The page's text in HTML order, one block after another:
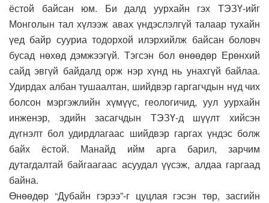
ёстой байсан юм. Би далд уурхайн гэх ТЭЗҮ-ийг
Монголын тал хүлээж авах үндэслэлгүй талаар тухайн
үед байр сууриа тодорхой илэрхийлж байсан боловч
бусад нөхөд дэмжээгүй. Тэгсэн бол өнөөдөр Ерөнхий
сайд эвгүй байдалд орж нэр хүнд нь унахгүй байлаа.
Удирдах албан тушаалтан, шийдвэр гаргагчдын нүд чих
болсон мэргэжлийн хүмүүс, геологичид, уул уурхайн
инженэр, эдийн засагчдын ТЭЗҮ-д шүүлт хийсэн
дүгнэлт бол удирдлагаас шийдвэр гаргах үндэс болж
байх ёстой. Манайд ийм арга барил, зарчим
дутагдалтай байгаагаас асуудал үүсэж, алдаа гаргаад
байна.
Өнөөдөр “Дубайн гэрээ”-г цуцлая гэсэн төр, засгийн